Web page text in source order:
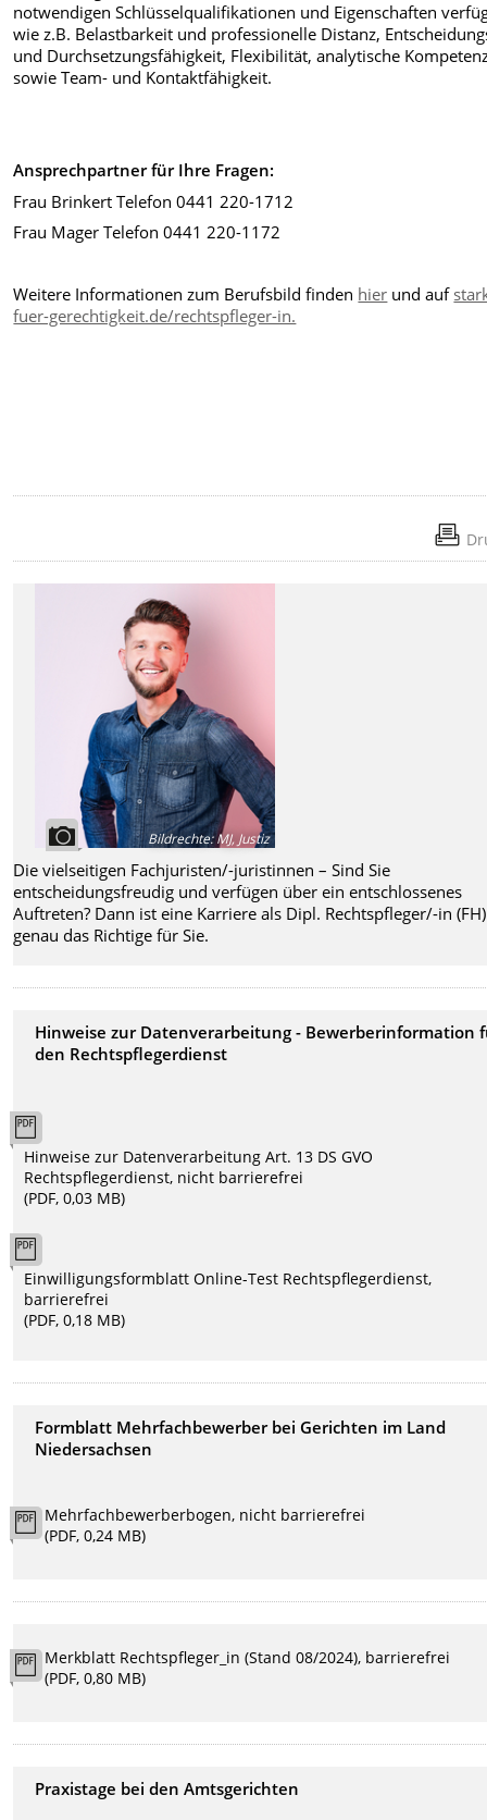
notwendigen Schlüsselqualifikationen und Eigenschaften
wie z.B. Belastbarkeit und professionelle Distanz,
und Durchsetzungsfähigkeit, Flexibilität, analytische
sowie Team- und Kontaktfähigkeit.
Ansprechpartner für Ihre Fragen:
Frau Brinkert Telefon 0441 220-1712
Frau Mager Telefon 0441 220-1172
Weitere Informationen zum Berufsbild finden hier und auf
fuer-gerechtigkeit.de/rechtspfleger-in.
Bildrechte:MJ, Justiz
Die vielseitigen Fachjuristen/-juristinnen – Sind Sie
entscheidungsfreudig und verfügen über ein entschlossenes
Auftreten? Dann ist eine Karriere als Dipl. Rechtspfleger/-in (FH)
genau das Richtige für Sie.
Hinweise zur Datenverarbeitung - Bewerberinformation
den Rechtspflegerdienst
Hinweise zur Datenverarbeitung Art. 13 DS GVO
Rechtspflegerdienst, nicht barrierefrei
(PDF, 0,03 MB)
Einwilligungsformblatt Online-Test Rechtspflegerdienst,
barrierefrei
(PDF, 0,18 MB)
Formblatt Mehrfachbewerber bei Gerichten im Land
Niedersachsen
Mehrfachbewerberbogen, nicht barrierefrei
(PDF, 0,24 MB)
Merkblatt Rechtspfleger_in (Stand 08/2024), barrierefrei
(PDF, 0,80 MB)
Praxistage bei den Amtsgerichten